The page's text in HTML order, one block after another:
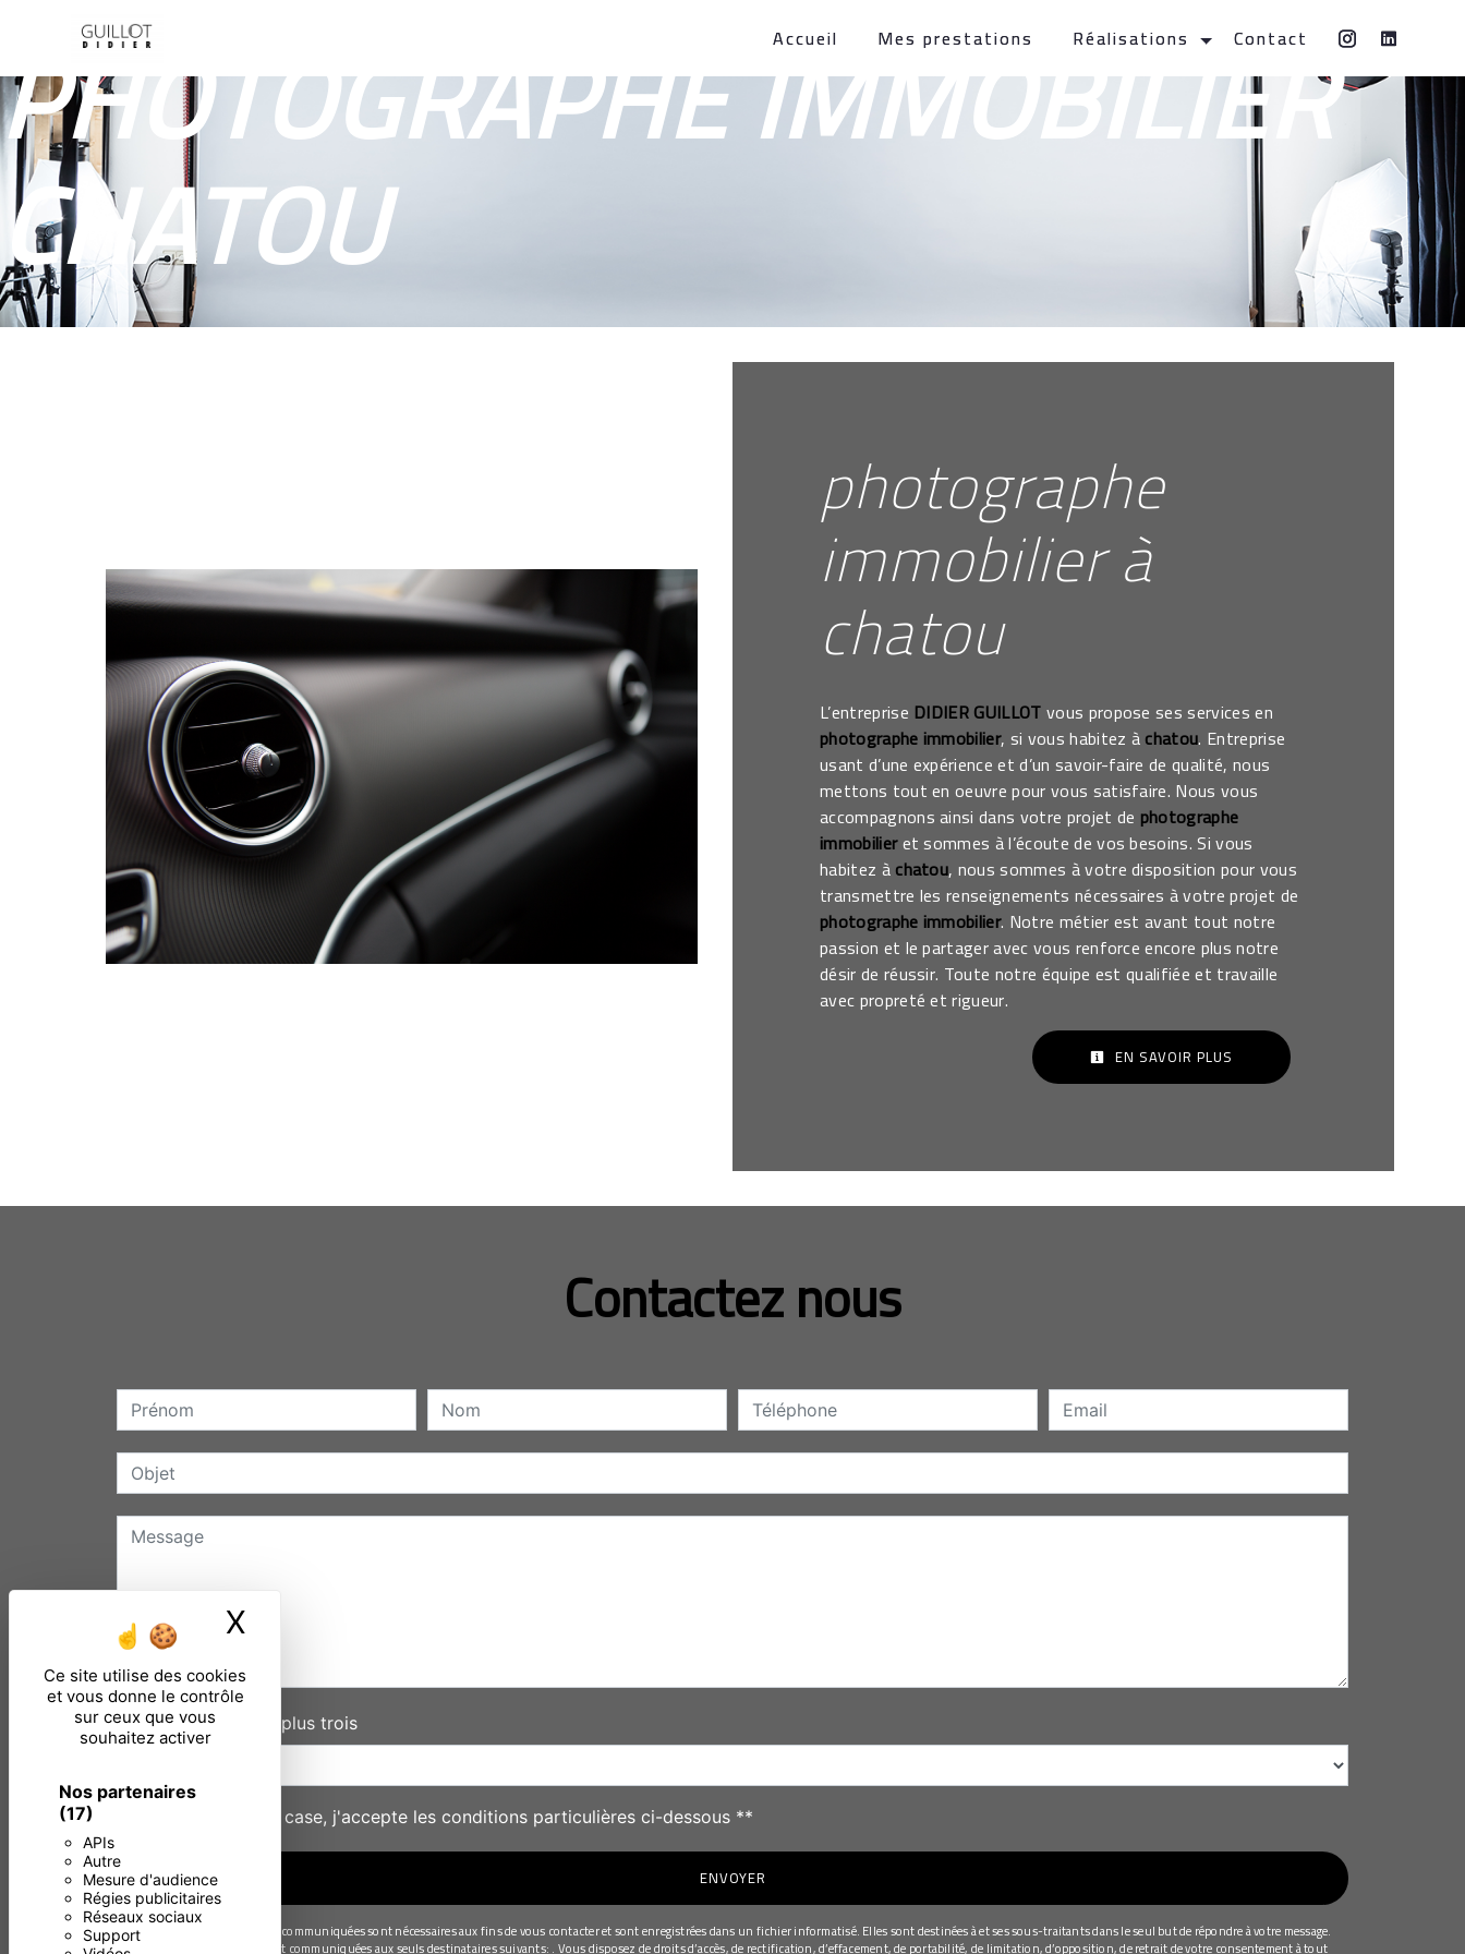
Ce site utilise des cookies
et vous donne le contrôle
sur ceux que vous
souhaitez activer
Nos partenaires
(17)
APIs
Autre
Mesure d'audience
Régies publicitaires
Réseaux sociaux
Support
X
Accueil Mes prestations Réalisations Contact
PHOTOGRAPHE IMMOBILIER
CHATOU
photographe
immobilier à
chatou
L’entreprise DIDIER GUILLOTvous propose ses services en
photographe immobilier, si vous habitez àchatou. Entreprise
usant d’une expérience et d’un savoir-faire de qualité, nous
mettons tout en oeuvre pour vous satisfaire. Nous vous
accompagnons ainsi dans votre projet de photographe
immobilieret sommes à l’écoute de vos besoins. Si vous
habitez àchatou, nous sommes à votre disposition pour vous
transmettre les renseignements nécessaires à votre projet de
photographe immobilier. Notre métier est avant tout notre
passion et le partager avec vous renforce encore plus notre
désir de réussir. Toute notre équipe est qualifiée et travaille
avec propreté et rigueur.
EN SAVOIR PLUS
Contactez nous
Combien font deux plus trois
En cochant cette case, j'accepte les conditions particulières ci-dessous **
ENVOYER
** Les données personnelles communiquées sont nécessaires aux fins de vous contacter et sont enregistrées dans un fichier informatisé. Elles sont destinées à et ses sous-traitants dans le seul but de répondre à votre message.
Les données collectées seront communiquées aux seuls destinataires suivants: . Vous disposez de droits d’accès, de rectification, d’effacement, de portabilité, de limitation, d’opposition, de retrait de votre consentement à tout